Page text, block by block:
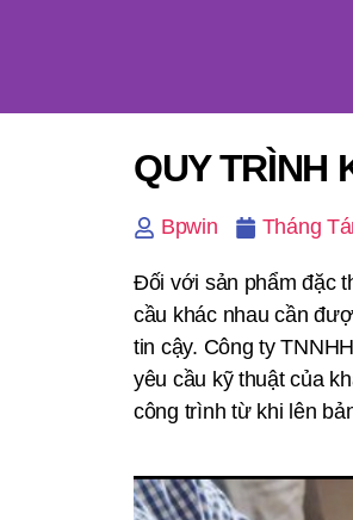
QUY TRÌNH
Bpwin Tháng
Đối với sản phẩm đặc
cầu khác nhau cần
tin cậy. Công ty
yêu cầu kỹ thuật của
công trình từ khi lên